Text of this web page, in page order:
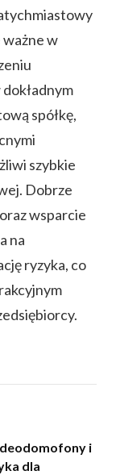
ważne w
spółkę,
szybkie
Dobrze
wsparcie
na
ryzyka, co
i
dla